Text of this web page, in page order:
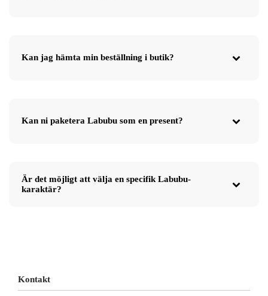
Kan jag hämta min beställning i butik?
Kan ni paketera Labubu som en present?
Är det möjligt att välja en specifik Labubu-
karaktär?
Kontakt